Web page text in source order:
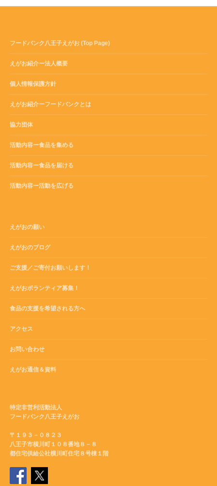
フードバンク八王子えがお (Top Page)
えがお紹介ー法人概要
個人情報保護方針
えがお紹介ーフードバンクとは
協力団体
活動内容ー食品を集める
活動内容ー食品を届ける
活動内容ー活動を広げる
えがおの願い
えがおのブログ
ご支援／ご寄付お願いします！
えがおボランティア募集！
食品の支援を希望される方へ
アクセス
お問い合わせ
えがお通信＆資料
特定非営利活動法人
フードバンク八王子えがお
〒１９３－０８２３
八王子市横川町１０８番地８－８
都住宅供給公社横川町住宅８号棟１階